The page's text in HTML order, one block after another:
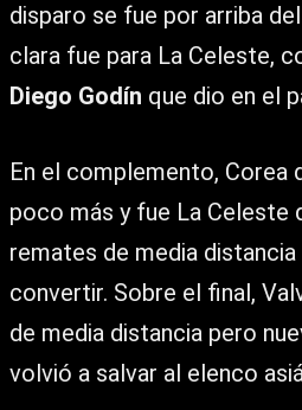
disparo se fue por arriba
clara fue para La Celeste,
Diego Godín que dio en el
En el complemento, Corea
poco más y fue La Celeste
remates de media
convertir. Sobre el final,
de media distancia pero
volvió a salvar al elenco